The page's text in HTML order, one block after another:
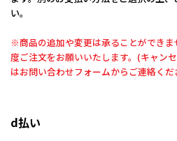
い。
※商品の追加や変更は承ることができ
度ご注文をお願いいたします。(キャン
はお問い合わせフォームからご連絡くだ
d払い